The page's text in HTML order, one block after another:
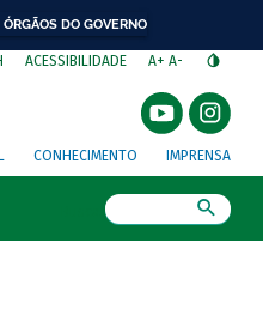
ÓRGÃOS DO GOVERNO
ACESSIBILIDADE A+ A-
CONHECIMENTO IMPRENSA